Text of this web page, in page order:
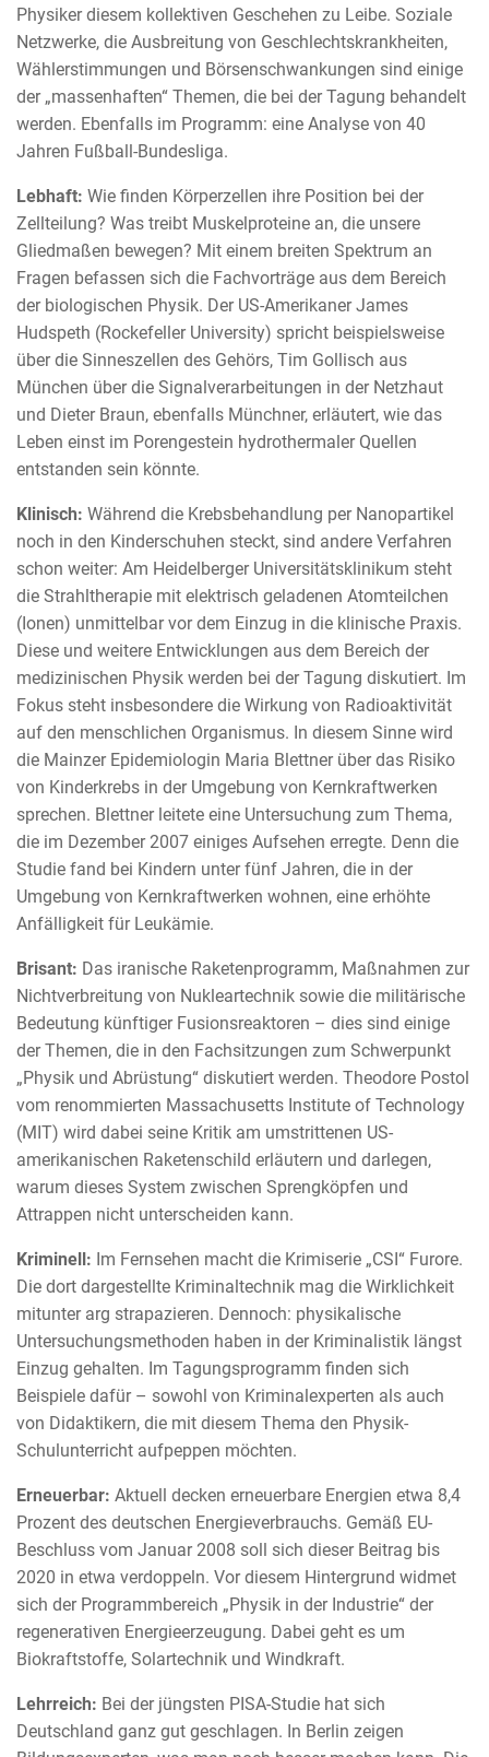
Physiker diesem kollektiven Geschehen zu Leibe. Soziale
Netzwerke, die Ausbreitung von Geschlechtskrankheiten,
Wählerstimmungen und Börsenschwankungen sind einige
der „massenhaften“ Themen, die bei der Tagung behandelt
werden. Ebenfalls im Programm: eine Analyse von 40
Jahren Fußball-Bundesliga.
Lebhaft: Wie finden Körperzellen ihre Position bei der
Zellteilung? Was treibt Muskelproteine an, die unsere
Gliedmaßen bewegen? Mit einem breiten Spektrum an
Fragen befassen sich die Fachvorträge aus dem Bereich
der biologischen Physik. Der US-Amerikaner James
Hudspeth (Rockefeller University) spricht beispielsweise
über die Sinneszellen des Gehörs, Tim Gollisch aus
München über die Signalverarbeitungen in der Netzhaut
und Dieter Braun, ebenfalls Münchner, erläutert, wie das
Leben einst im Porengestein hydrothermaler Quellen
entstanden sein könnte.
Klinisch: Während die Krebsbehandlung per Nanopartikel
noch in den Kinderschuhen steckt, sind andere Verfahren
schon weiter: Am Heidelberger Universitätsklinikum steht
die Strahltherapie mit elektrisch geladenen Atomteilchen
(Ionen) unmittelbar vor dem Einzug in die klinische Praxis.
Diese und weitere Entwicklungen aus dem Bereich der
medizinischen Physik werden bei der Tagung diskutiert. Im
Fokus steht insbesondere die Wirkung von Radioaktivität
auf den menschlichen Organismus. In diesem Sinne wird
die Mainzer Epidemiologin Maria Blettner über das Risiko
von Kinderkrebs in der Umgebung von Kernkraftwerken
sprechen. Blettner leitete eine Untersuchung zum Thema,
die im Dezember 2007 einiges Aufsehen erregte. Denn die
Studie fand bei Kindern unter fünf Jahren, die in der
Umgebung von Kernkraftwerken wohnen, eine erhöhte
Anfälligkeit für Leukämie.
Brisant: Das iranische Raketenprogramm, Maßnahmen zur
Nichtverbreitung von Nukleartechnik sowie die militärische
Bedeutung künftiger Fusionsreaktoren – dies sind einige
der Themen, die in den Fachsitzungen zum Schwerpunkt
„Physik und Abrüstung“ diskutiert werden. Theodore Postol
vom renommierten Massachusetts Institute of Technology
(MIT) wird dabei seine Kritik am umstrittenen US-
amerikanischen Raketenschild erläutern und darlegen,
warum dieses System zwischen Sprengköpfen und
Attrappen nicht unterscheiden kann.
Kriminell: Im Fernsehen macht die Krimiserie „CSI“ Furore.
Die dort dargestellte Kriminaltechnik mag die Wirklichkeit
mitunter arg strapazieren. Dennoch: physikalische
Untersuchungsmethoden haben in der Kriminalistik längst
Einzug gehalten. Im Tagungsprogramm finden sich
Beispiele dafür – sowohl von Kriminalexperten als auch
von Didaktikern, die mit diesem Thema den Physik-
Schulunterricht aufpeppen möchten.
Erneuerbar: Aktuell decken erneuerbare Energien etwa 8,4
Prozent des deutschen Energieverbrauchs. Gemäß EU-
Beschluss vom Januar 2008 soll sich dieser Beitrag bis
2020 in etwa verdoppeln. Vor diesem Hintergrund widmet
sich der Programmbereich „Physik in der Industrie“ der
regenerativen Energieerzeugung. Dabei geht es um
Biokraftstoffe, Solartechnik und Windkraft.
Lehrreich: Bei der jüngsten PISA-Studie hat sich
Deutschland ganz gut geschlagen. In Berlin zeigen